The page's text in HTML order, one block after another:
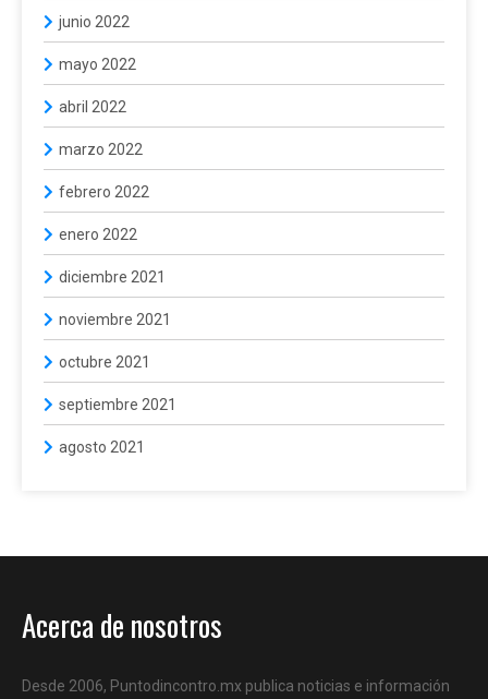
junio 2022
mayo 2022
abril 2022
marzo 2022
febrero 2022
enero 2022
diciembre 2021
noviembre 2021
octubre 2021
septiembre 2021
agosto 2021
Acerca de nosotros
Desde 2006, Puntodincontro.mx publica noticias e información